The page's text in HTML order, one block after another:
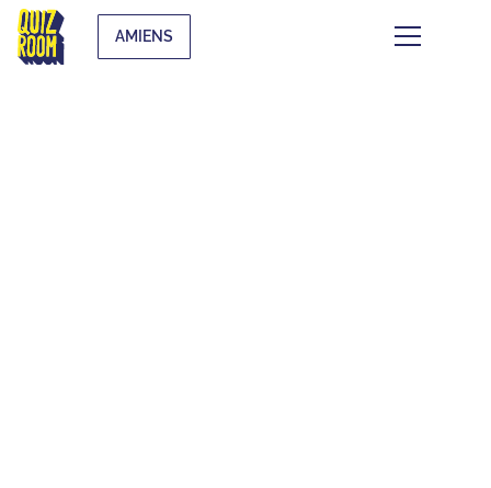
AMIENS